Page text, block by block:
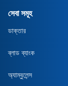
সেবা সমূহ
ডাক্তার
ব্লাড ব্যাংক
অ্যাম্বুলেন্স